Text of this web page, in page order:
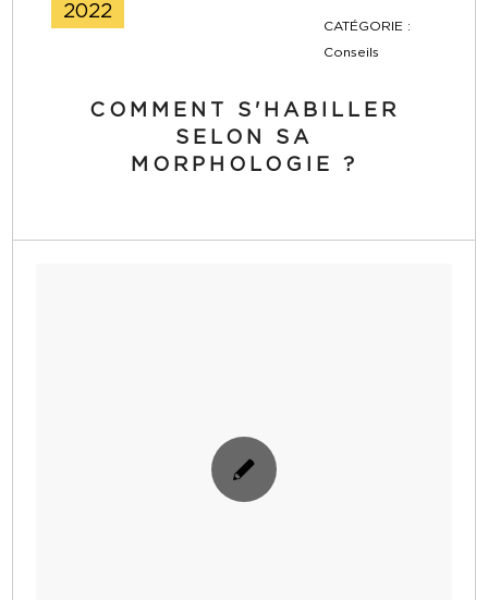
2022
CATÉGORIE :
Conseils
COMMENT S'HABILLER
SELON SA
MORPHOLOGIE ?